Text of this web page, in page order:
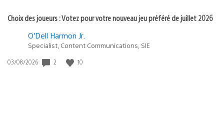
Choix des joueurs : Votez pour votre nouveau jeu préféré de juillet 2026
O’Dell Harmon Jr.
Specialist, Content Communications, SIE
Date
03/08/2026 2 10